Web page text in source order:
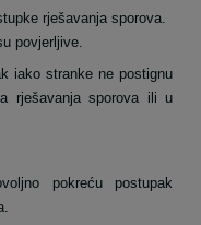
rješavanja sporova.
povjerljive.
iako stranke ne postignu
rješavanja sporova ili u
pokreću postupak